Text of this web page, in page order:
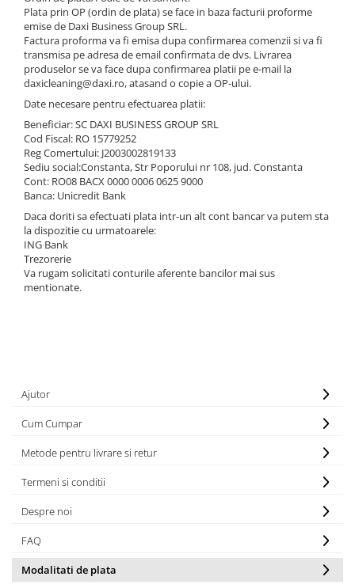
Articole si accesorii pentru baie si
zona sanitara
Accesorii pentru casa
Articole si accesorii pentru haine si
produse textile
Articole menaj BACTERIA STOP
Articole menaj ECO NATURAL si
materiale reciclate
Odorizanti pentru baie
Absorbanti de Umiditate & Rezerve
OdorBlock Neutralizatori miros
Pachete Odorizare
Betisoare parfumate
Odorizanti auto
Dozatoare solutii igienizare si
dezinfectare maini si consumabile
Dispenser acoperitori incaltaminte
si rezerve
Uscatoare de maini
Rola cearceaf medical si lavete
airlaid
Role hartie industriala
Bureti pentru baie si accesorii
diverse
Servetele umede
Betisoare urechi
Cosmetice pentru barbati
Igiena Intima
Vopsea de par
Plata prin OP (ordin de plata) se face in baza facturii proforme
emise de Daxi Business Group SRL.
Factura proforma va fi emisa dupa confirmarea comenzii si va fi
transmisa pe adresa de email confirmata de dvs. Livrarea
produselor se va face dupa confirmarea platii pe e-mail la
daxicleaning@daxi.ro, atasand o copie a OP-ului.
Date necesare pentru efectuarea platii:
Beneficiar: SC DAXI BUSINESS GROUP SRL
Cod Fiscal: RO 15779252
Reg Comertului: J2003002819133
Sediu social:Constanta, Str Poporului nr 108, jud. Constanta
Cont: RO08 BACX 0000 0006 0625 9000
Banca: Unicredit Bank
Daca doriti sa efectuati plata intr-un alt cont bancar va putem sta
la dispozitie cu urmatoarele:
ING Bank
Trezorerie
Va rugam solicitati conturile aferente bancilor mai sus
mentionate.
Ajutor
Cum Cumpar
Metode pentru livrare si retur
Termeni si conditii
Despre noi
FAQ
Modalitati de plata